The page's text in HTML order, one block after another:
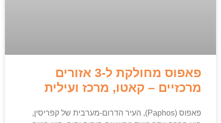
פאפוס מחולקת ל-3 אזורים
מרכזיים – קאטו, מרכז ועילית
פאפוס (Paphos), העיר הדרום-מערבית של קפריסין,